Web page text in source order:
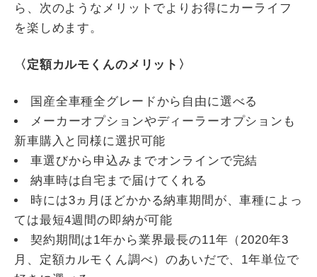
ら、次のようなメリットでよりお得にカーライフ
を楽しめます。
〈定額カルモくんのメリット〉
国産全車種全グレードから自由に選べる
メーカーオプションやディーラーオプションも
新車購入と同様に選択可能
車選びから申込みまでオンラインで完結
納車時は自宅まで届けてくれる
時には3ヵ月ほどかかる納車期間が、車種によっ
ては最短4週間の即納が可能
契約期間は1年から業界最長の11年（2020年3
月、定額カルモくん調べ）のあいだで、1年単位で